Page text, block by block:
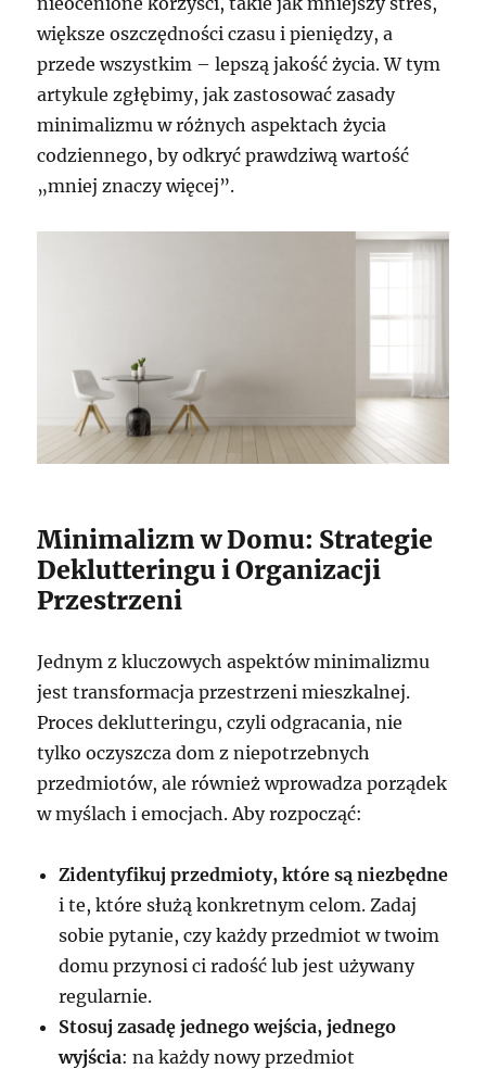
większe oszczędności czasu i pieniędzy, a
przede wszystkim – lepszą jakość życia. W tym
artykule zgłębimy, jak zastosować zasady
minimalizmu w różnych aspektach życia
codziennego, by odkryć prawdziwą wartość
„mniej znaczy więcej”.
Minimalizm w Domu: Strategie
Deklutteringu i Organizacji
Przestrzeni
Jednym z kluczowych aspektów minimalizmu
jest transformacja przestrzeni mieszkalnej.
Proces deklutteringu, czyli odgracania, nie
tylko oczyszcza dom z niepotrzebnych
przedmiotów, ale również wprowadza porządek
w myślach i emocjach. Aby rozpocząć:
Zidentyfikuj przedmioty, które są niezbędne
i te, które służą konkretnym celom. Zadaj
sobie pytanie, czy każdy przedmiot w twoim
domu przynosi ci radość lub jest używany
regularnie.
Stosuj zasadę jednego wejścia, jednego
wyjścia: na każdy nowy przedmiot